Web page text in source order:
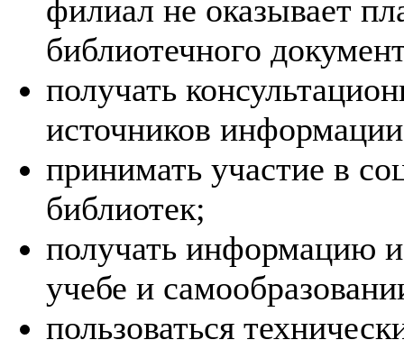
филиал не оказывает
библиотечного
получать
источников
принимать участие в
библиотек;
получать информацию
учебе и
пользоваться